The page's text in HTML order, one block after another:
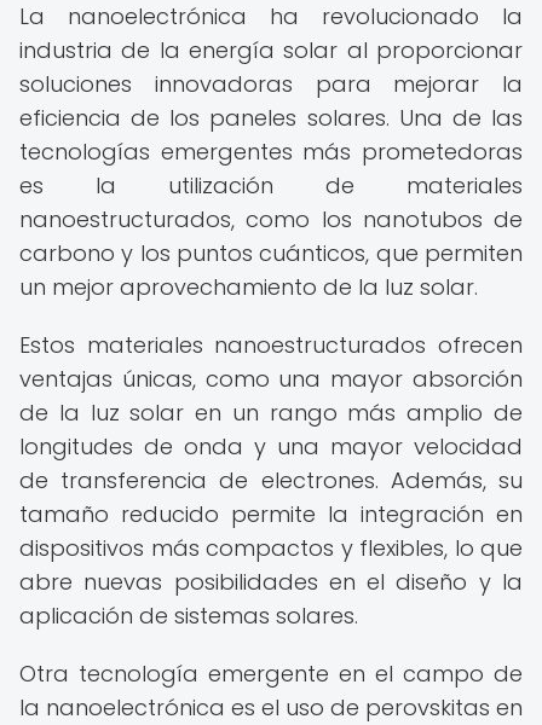
La nanoelectrónica ha revolucionado la
industria de la energía solar al proporcionar
soluciones innovadoras para mejorar la
eficiencia de los paneles solares. Una de las
tecnologías emergentes más prometedoras
es la utilización de materiales
nanoestructurados, como los nanotubos de
carbono y los puntos cuánticos, que permiten
un mejor aprovechamiento de la luz solar.
Estos materiales nanoestructurados ofrecen
ventajas únicas, como una mayor absorción
de la luz solar en un rango más amplio de
longitudes de onda y una mayor velocidad
de transferencia de electrones. Además, su
tamaño reducido permite la integración en
dispositivos más compactos y flexibles, lo que
abre nuevas posibilidades en el diseño y la
aplicación de sistemas solares.
Otra tecnología emergente en el campo de
la nanoelectrónica es el uso de perovskitas en